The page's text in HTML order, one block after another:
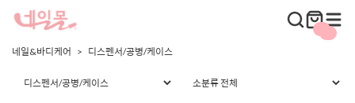
네일&바디케어 디스펜서/공병/케이스